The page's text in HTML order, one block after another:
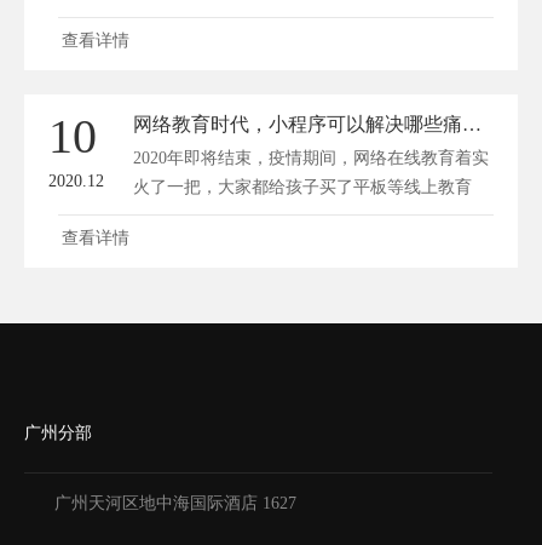
步...
查看详情
10
2020.12
网络教育时代，小程序可以解决哪些痛点？
2020年即将结束，疫情期间，网络在线教育着实
火了一把，大家都给孩子买了平板等线上教育
设...
查看详情
广州分部
广州天河区地中海国际酒店 1627